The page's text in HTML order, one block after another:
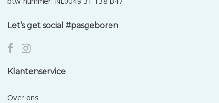
Let’s get social #pasgeboren
Klantenservice
Over ons